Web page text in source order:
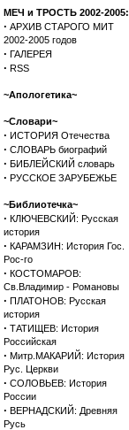
МЕЧ и ТРОСТЬ 2002-2005:
· АРХИВ СТАРОГО МИТ
2002-2005 годов
· ГАЛЕРЕЯ
· RSS
~Апологетика~
~Словари~
· ИСТОРИЯ Отечества
· СЛОВАРЬ биографий
· БИБЛЕЙСКИЙ словарь
· РУССКОЕ ЗАРУБЕЖЬЕ
~Библиотечка~
· КЛЮЧЕВСКИЙ: Русская
история
· КАРАМЗИН: История Гос.
Рос-го
· КОСТОМАРОВ:
Св.Владимир - Романовы
· ПЛАТОНОВ: Русская
история
· ТАТИЩЕВ: История
Российская
· Митр.МАКАРИЙ: История
Рус. Церкви
· СОЛОВЬЕВ: История
России
· ВЕРНАДСКИЙ: Древняя
Русь